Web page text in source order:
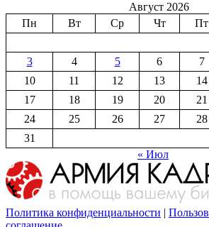
Август 2026
Пн
Вт Ср Чт Пт
3
4 5 6 7
10
11 12 13 14
17
18 19 20 21
24
25 26 27 28
31
« Июл
Политика конфиденциальности